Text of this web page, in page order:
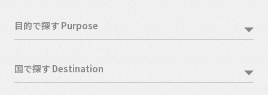
目的で探す Purpose
国で探す Destination